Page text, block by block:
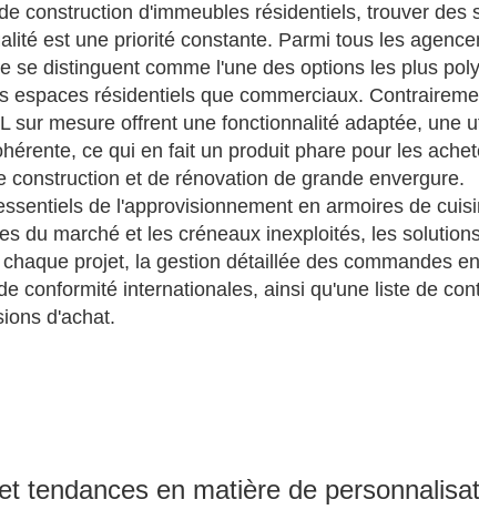
construction d'immeubles résidentiels, trouver des
est une priorité constante. Parmi tous les
se distinguent comme l'une des options les plus
espaces résidentiels que commerciaux.
sur mesure offrent une fonctionnalité adaptée, une
ce qui en fait un produit phare pour les
et de rénovation de grande envergure.
de l'approvisionnement en armoires de
du marché et les créneaux inexploités, les
projet, la gestion détaillée des commandes
conformité internationales, ainsi qu'une liste de
d'achat.
tendances en matière de